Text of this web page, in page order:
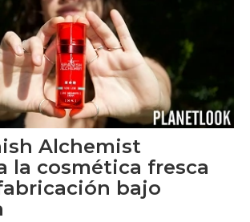
Alchemist
la cosmética fresca
bajo